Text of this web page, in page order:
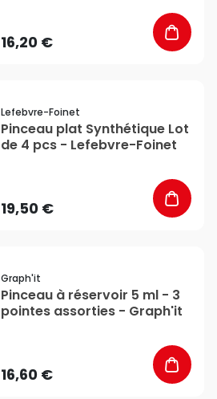
16,20 €
Lefebvre-Foinet
Pinceau plat Synthétique Lot
de 4 pcs - Lefebvre-Foinet
19,50 €
Graph'it
Pinceau à réservoir 5 ml - 3
pointes assorties - Graph'it
16,60 €